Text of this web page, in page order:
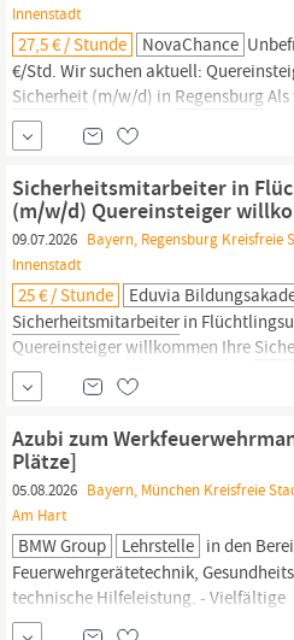
Innenstadt
27,5 € / Stunde NovaChance
€/Std. Wir suchen aktuell:
Sicherheit (m/w/d) in Regensburg
Sicherheitsunternehmen
benötigt
Regensburg.
Wir suchen engagierte
Sicherheitsmitarbeiter in
(m/w/d) Quereinsteiger
09.07.2026 Bayern, Regensburg Kreisfreie
Innenstadt
25 € / Stunde
Eduvia
Sicherheitsmitarbeiterin
Quereinsteiger willkommen Ihre
Stunden pro Woche • unbefristet •
16,00 - 25,00 EUR pro Stunde Wir sind
und Kunden professionelleSchutz-
Sicherheitsdienstleistungen
Azubi zum
Plätze]
05.08.2026 Bayern, München Kreisfreie
Am Hart
BMW Group Lehrstelle in den
Feuerwehrgerätetechnik,
technische Hilfeleistung. - Vielfältige
Weiterbildungsmöglichkeiten wie z. B.